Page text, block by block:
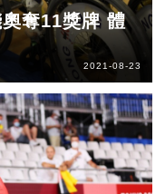
奪11獎牌 體
2021-08-23